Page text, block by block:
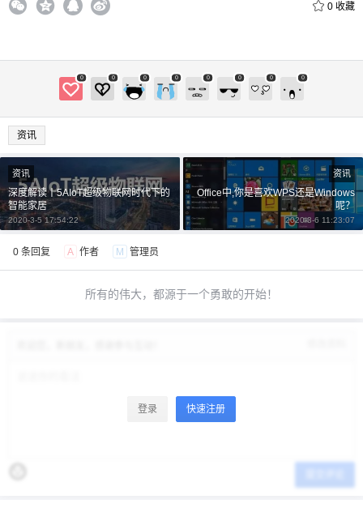
0 收藏
0 0 0 0 0 0 0 0
资讯
资讯
深度解读丨5AIoT超级物联网时代下的
智能家居
2020-3-5 17:54:22
资讯
Office中,你是喜欢WPS还是Windows
呢？
2020-3-6 11:23:07
0 条回复 A 作者 M 管理员
所有的伟大，都源于一个勇敢的开始！
登录 快速注册